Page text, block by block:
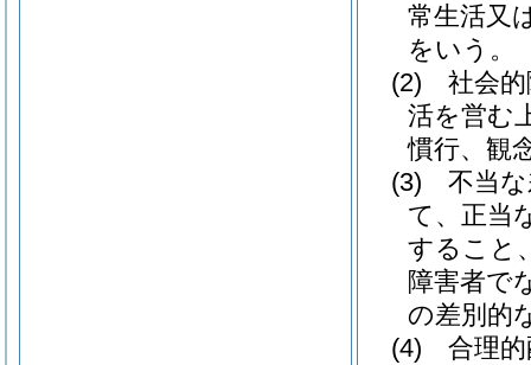
常生活又
をいう。
(2)
社会
活を営む
慣行、観
(3)
不当
て、正当
すること
障害者で
の差別的
(4)
合理